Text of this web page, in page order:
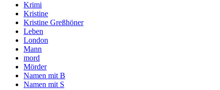
Krimi
Kristine
Kristine Greßhöner
Leben
London
Mann
mord
Mörder
Namen mit B
Namen mit S